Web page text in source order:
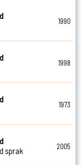
1990
1998
1973
sprak
2005